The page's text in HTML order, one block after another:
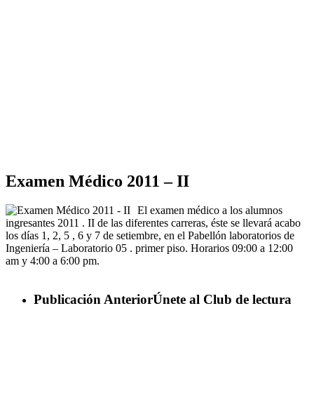
Examen Médico 2011 – II
El examen médico a los alumnos
ingresantes 2011 . II de las diferentes carreras, éste se llevará acabo
los días 1, 2, 5 , 6 y 7 de setiembre, en el Pabellón laboratorios de
Ingeniería – Laboratorio 05 . primer piso. Horarios 09:00 a 12:00
am y 4:00 a 6:00 pm.
Publicación AnteriorÚnete al Club de lectura